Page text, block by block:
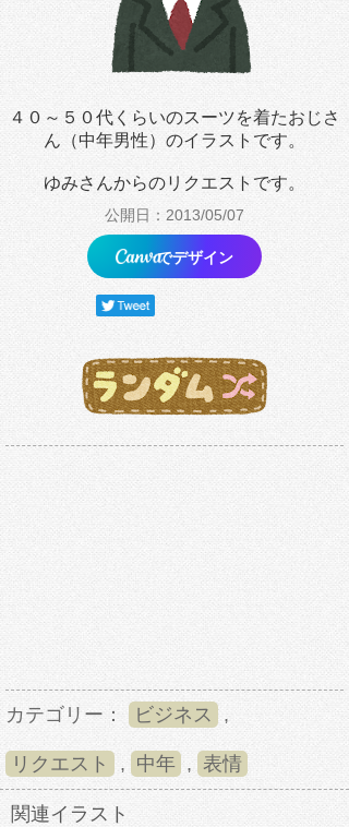
４０～５０代くらいのスーツを着たおじさ
ん（中年男性）のイラストです。
ゆみさんからのリクエストです。
公開日：2013/05/07
でデザイン
カテゴリー： ビジネス ,
リクエスト , 中年 , 表情
関連イラスト